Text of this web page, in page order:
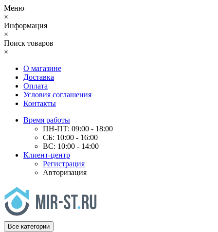
Меню
×
Информация
×
Поиск товаров
×
О магазине
Доставка
Оплата
Условия соглашения
Контакты
Время работы
ПН-ПТ: 09:00 - 18:00
СБ: 10:00 - 16:00
ВС: 10:00 - 14:00
Клиент-центр
Регистрация
Авторизация
Все категории